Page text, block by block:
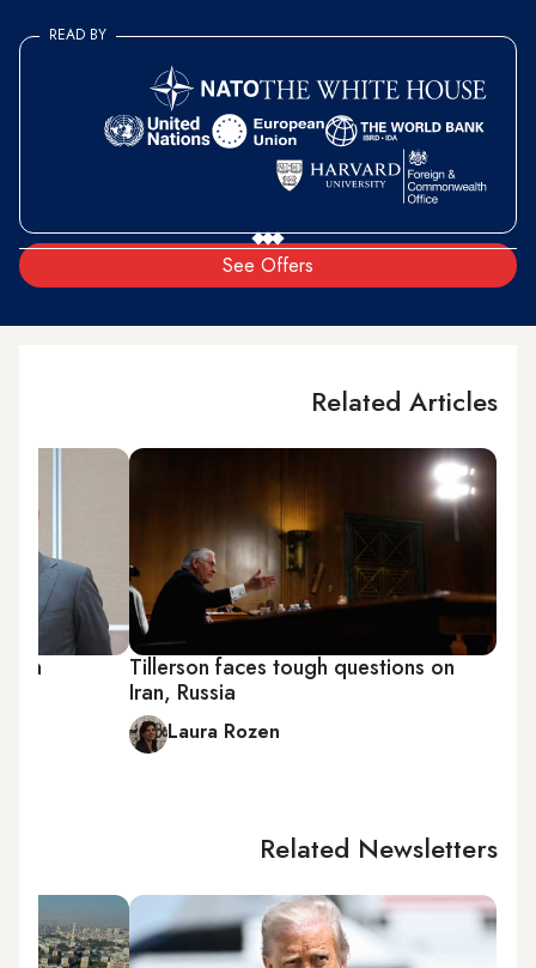
See Offers
READ BY
Related Articles
Tillerson faces tough questions on
Iran, Russia
Laura Rozen
Related Newsletters